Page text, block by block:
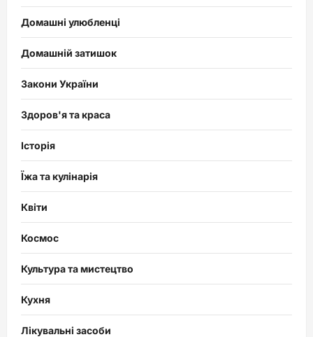
Домашні улюбленці
Домашній затишок
Закони України
Здоров'я та краса
Історія
Їжа та кулінарія
Квіти
Космос
Культура та мистецтво
Кухня
Лікувальні засоби